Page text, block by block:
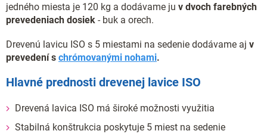
jedného miesta je 120 kg a dodávame ju v dvoch farebných
prevedeniach dosiek - buk a orech.
Drevenú lavicu ISO s 5 miestami na sedenie dodávame aj v
prevedení s chrómovanými nohami.
Hlavné prednosti drevenej lavice ISO
Drevená lavica ISO má široké možnosti využitia
Stabilná konštrukcia poskytuje 5 miest na sedenie